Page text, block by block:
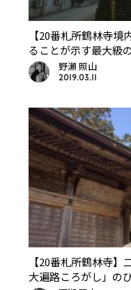
【20番札所鶴林寺
ることが示す最大級
野瀬 照山
2019.03.11
【20番札所鶴林寺
大遍路ころがし」の